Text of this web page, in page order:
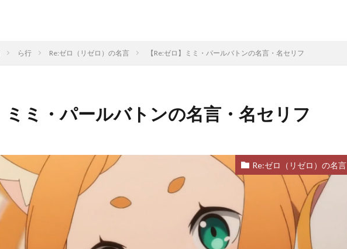
ら行 Re:ゼロ（リゼロ）の名言 【Re:ゼロ】ミミ・パールバトンの名言・名セリフ
ミミ・パールバトンの名言・名セリフ
Re:ゼロ（リゼロ）の名言